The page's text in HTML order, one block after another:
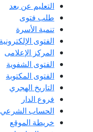
التعليم عن بعد
طلب فتوى
تنمية الأسرة
الفتوى الإلكترونية
المركز الإعلامى
الفتوى الشفوية
الفتوى المكتوبة
التاريخ الهجري
فروع الدار
الحساب الشرعي
خريطة الموقع